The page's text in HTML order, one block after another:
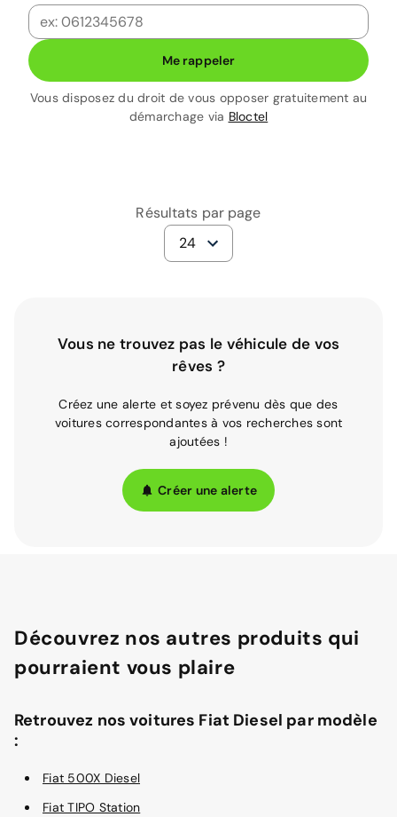
Me rappeler
Vous disposez du droit de vous opposer gratuitement au
démarchage via Bloctel
Résultats par page
24
Vous ne trouvez pas le véhicule de vos
rêves ?
Créez une alerte et soyez prévenu dès que des
voitures correspondantes à vos recherches sont
ajoutées !
Créer une alerte
Découvrez nos autres produits qui
pourraient vous plaire
Retrouvez nos voitures Fiat Diesel par modèle
:
Fiat 500X Diesel
Fiat TIPO Station